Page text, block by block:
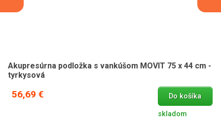
Akupresúrna podložka s vankúšom MOVIT 75 x 44 cm -
tyrkysová
56,69 € Do košíka
skladom